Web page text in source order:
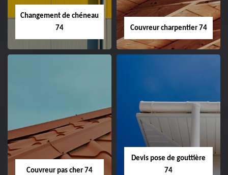
Changement de chéneau
74
Couvreur charpentier 74
Couvreur pas cher 74
Devis pose de gouttière
74